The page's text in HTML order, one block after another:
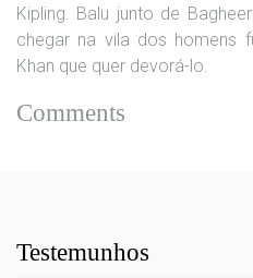
Kipling. Balu junto de
chegar na vila dos homens
Khan que quer devorá-lo.
Comments
Testemunhos